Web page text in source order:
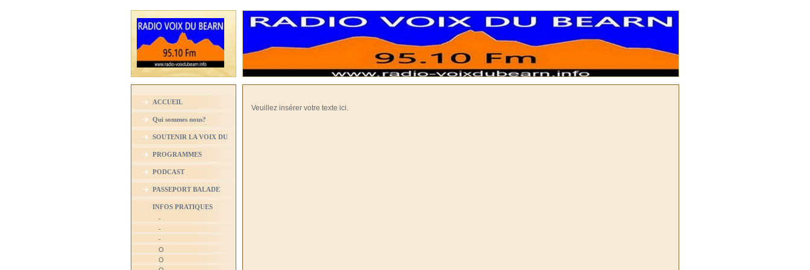
ACCUEIL
Qui sommes nous?
SOUTENIR LA VOIX DU
BEARN
PROGRAMMES
PODCAST
PASSEPORT BALADE
INFOS PRATIQUES
-
-
-
O
O
Veuillez insérer votre texte ici.